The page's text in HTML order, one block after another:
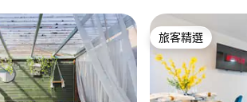
旅客精選
旅客精選